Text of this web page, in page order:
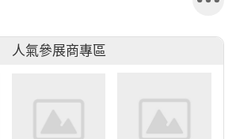
人氣參展商專區